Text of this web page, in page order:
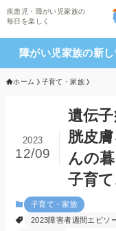
障がい児家族の新
ホーム 子育て・家族
遺伝
胱皮
んの
子育
2023
12/09
子育て・家族
2023障害者週間エピソ